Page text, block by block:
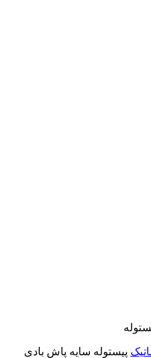
پیستوله سایه پاش بادی